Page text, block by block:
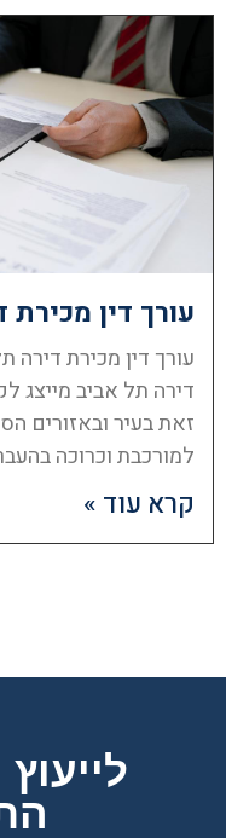
עורך דין
עורך דין מכירת דירה
דירה תל אביב
זאת בעיר ובאזורים
למורכבת וכרוכה
קרא עוד »